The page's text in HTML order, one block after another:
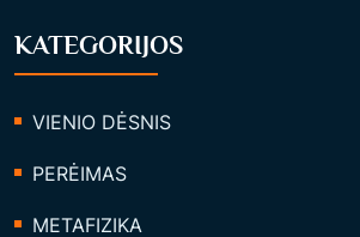
KATEGORIJOS
VIENIO DĖSNIS
PERĖIMAS
METAFIZIKA